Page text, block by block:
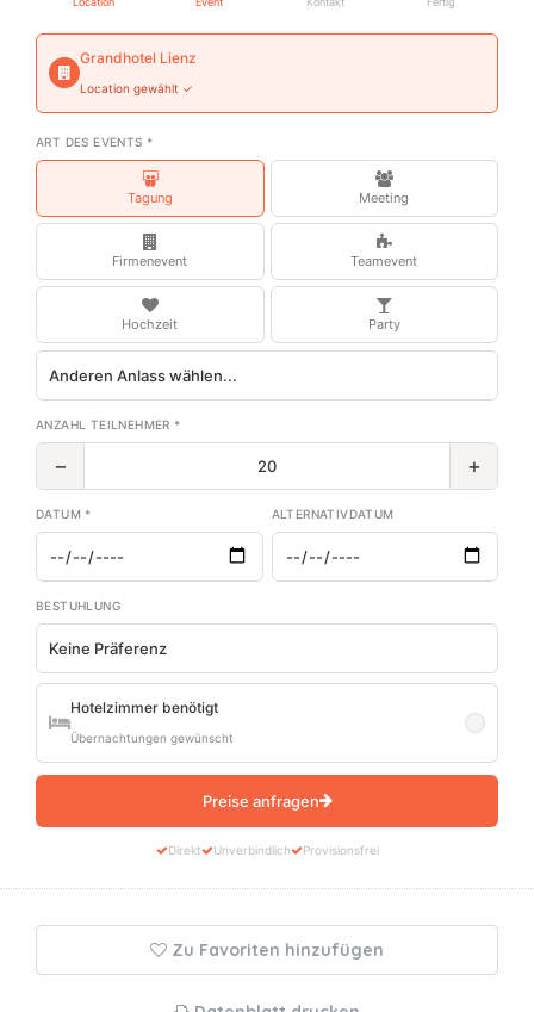
Grandhotel Lienz
Location gewählt ✓
ART DES EVENTS *
Tagung Meeting
Firmenevent Teamevent
Hochzeit Party
ANZAHL TEILNEHMER *
− +
DATUM * ALTERNATIVDATUM
BESTUHLUNG
Hotelzimmer benötigt
Übernachtungen gewünscht
Preise anfragen
Direkt Unverbindlich Provisionsfrei
Zu Favoriten hinzufügen